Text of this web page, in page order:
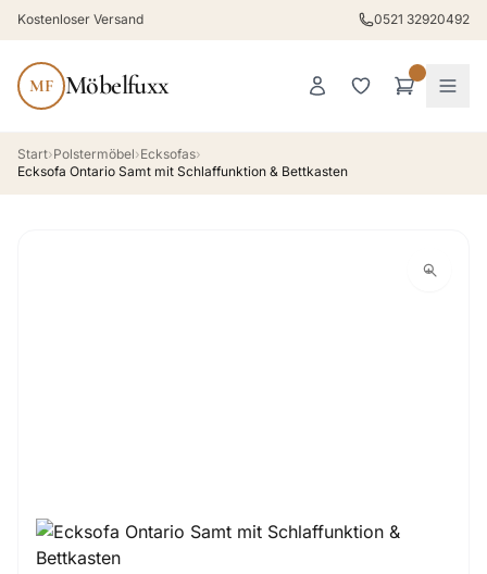
Kostenloser Versand 0521 32920492
MF Möbelfuxx
Start›Polstermöbel›Ecksofas›
Ecksofa Ontario Samt mit Schlaffunktion & Bettkasten